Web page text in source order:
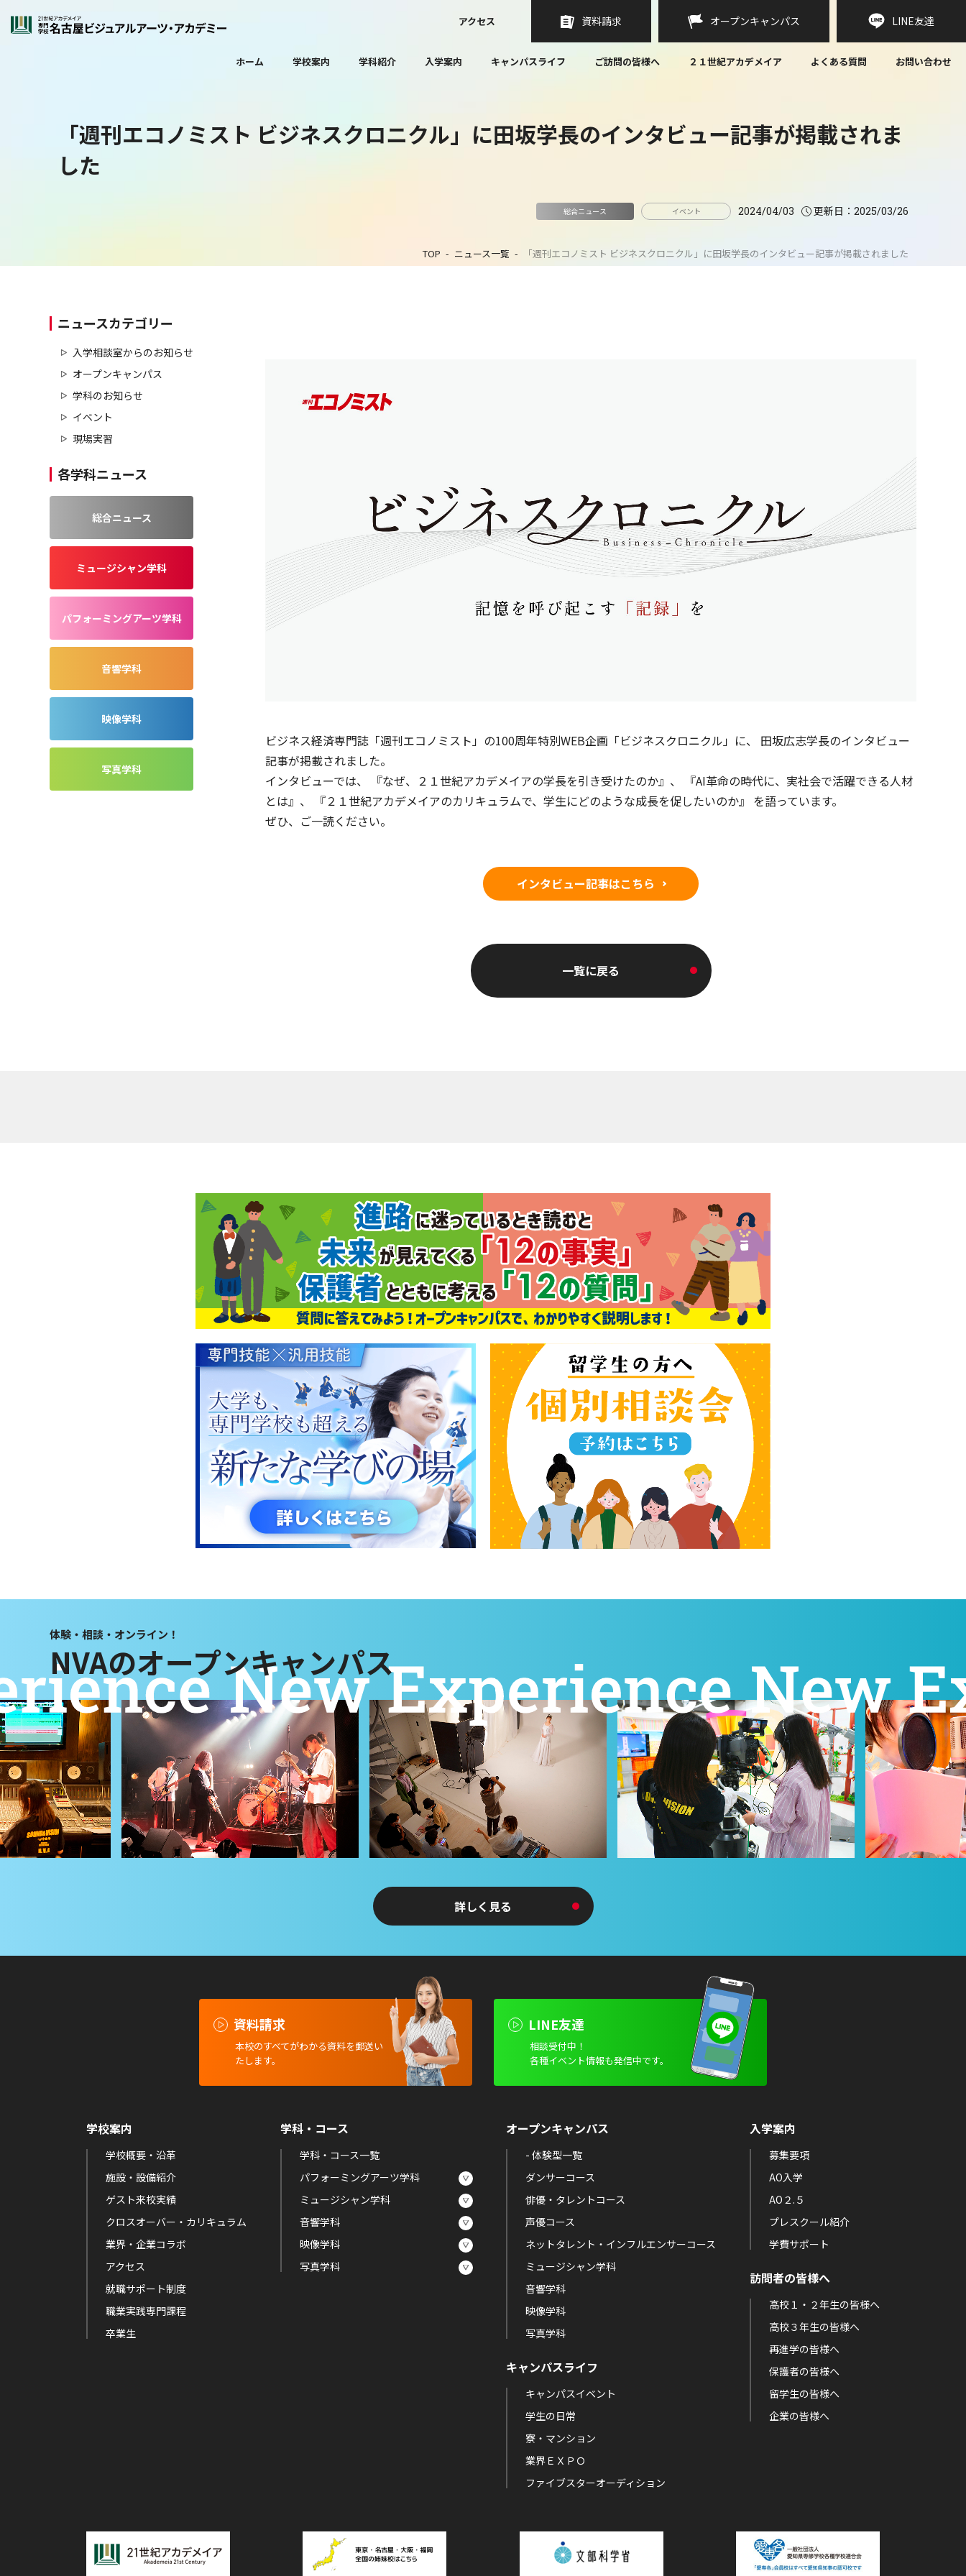
アクセス 資料請求 オープンキャンパス LINE友達
ホーム 学校案内 学科紹介 入学案内 キャンパスライフ ご訪問の皆様へ ２１世紀アカデメイア よくある質問 お問い合わせ
「週刊エコノミスト ビジネスクロニクル」に田坂学長のインタビュー記事が掲載されま
した
総合ニュース イベント 2024/04/03 更新日： 2025/03/26
TOP ニュース一覧 「週刊エコノミスト ビジネスクロニクル」に田坂学長のインタビュー記事が掲載されました
ビジネス経済専門誌「週刊エコノミスト」の100周年特別WEB企画「ビジネスクロニクル」に、 田坂広志学長のインタビュー
記事が掲載されました。
インタビューでは、
『なぜ、２１世紀アカデメイアの学長を引き受けたのか』、 『AI革命の時代に、実社会で活躍できる人材
とは』、 『２１世紀アカデメイアのカリキュラムで、学生にどのような成長を促したいのか』 を語っています。
ぜひ、ご一読ください。
インタビュー記事はこちら
一覧に戻る
ニュースカテゴリー
入学相談室からのお知らせ
オープンキャンパス
学科のお知らせ
イベント
現場実習
各学科ニュース
総合ニュース
ミュージシャン学科
パフォーミングアーツ学科
音響学科
映像学科
写真学科
体験・相談・オンライン！
NVAのオープンキャンパス
詳しく見る
資料請求
本校のすべてがわかる資料を郵送い
たします。
LINE友達
相談受付中！
各種イベント情報も発信中です。
学校案内
学校概要・沿革
施設・設備紹介
ゲスト来校実績
クロスオーバー・カリキュラム
業界・企業コラボ
アクセス
就職サポート制度
職業実践専門課程
卒業生
学科・コース
学科・コース一覧
パフォーミングアーツ学科
ミュージシャン学科
音響学科
映像学科
写真学科
オープンキャンパス
- 体験型一覧
ダンサーコース
俳優・タレントコース
声優コース
ネットタレント・インフルエンサーコース
ミュージシャン学科
音響学科
映像学科
写真学科
キャンパスライフ
キャンパスイベント
学生の日常
寮・マンション
業界ＥＸＰＯ
ファイブスターオーディション
入学案内
募集要項
AO入学
AO２.５
プレスクール紹介
学費サポート
訪問者の皆様へ
高校１・２年生の皆様へ
高校３年生の皆様へ
再進学の皆様へ
保護者の皆様へ
留学生の皆様へ
企業の皆様へ